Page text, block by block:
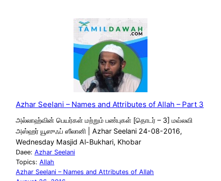
Azhar Seelani – Names and Attributes of Allah – Part 3
அல்லாஹ்வின் பெயர்கள் மற்றும் பண்புகள் [தொடர் – 3] மவ்லவி
அஸ்ஹர் யூஸுஃப் ஸீலானி | Azhar Seelani 24-08-2016,
Wednesday Masjid Al-Bukhari, Khobar
Daee: Azhar Seelani
Topics: Allah
Azhar Seelani – Names and Attributes of Allah